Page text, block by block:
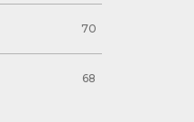
70
68